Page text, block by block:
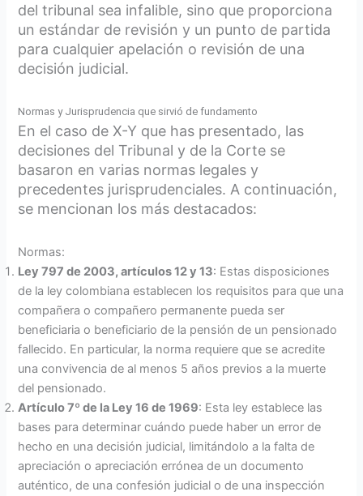
del tribunal sea infalible, sino que proporciona
un estándar de revisión y un punto de partida
para cualquier apelación o revisión de una
decisión judicial.
Normas y Jurisprudencia que sirvió de fundamento
En el caso de X-Y que has presentado, las
decisiones del Tribunal y de la Corte se
basaron en varias normas legales y
precedentes jurisprudenciales. A continuación,
se mencionan los más destacados:
Normas:
Ley 797 de 2003, artículos 12 y 13: Estas disposiciones
de la ley colombiana establecen los requisitos para que una
compañera o compañero permanente pueda ser
beneficiaria o beneficiario de la pensión de un pensionado
fallecido. En particular, la norma requiere que se acredite
una convivencia de al menos 5 años previos a la muerte
del pensionado.
Artículo 7º de la Ley 16 de 1969: Esta ley establece las
bases para determinar cuándo puede haber un error de
hecho en una decisión judicial, limitándolo a la falta de
apreciación o apreciación errónea de un documento
auténtico, de una confesión judicial o de una inspección